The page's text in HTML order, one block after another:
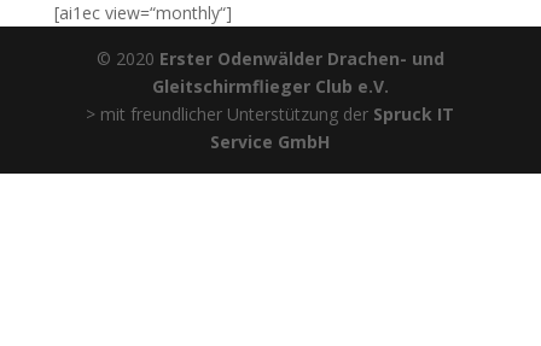
[ai1ec view=“monthly“]
© 2020 Erster Odenwälder Drachen- und
Gleitschirmflieger Club e.V.
> mit freundlicher Unterstützung der Spruck IT
Service GmbH